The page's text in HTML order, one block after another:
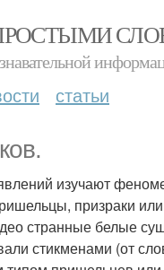
статьи
изучают
призраки
странные белые
стикменами (от